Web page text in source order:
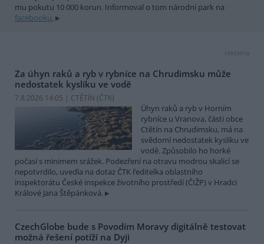
mu pokutu 10 000 korun. Informoval o tom národní park na
facebooku.
reklama
Za úhyn raků a ryb v rybníce na Chrudimsku může
nedostatek kyslíku ve vodě
7.8.2026 14:05 | CTĚTÍN (ČTK)
Úhyn raků a ryb v Horním
rybníce u Vranova, části obce
Ctětín na Chrudimsku, má na
svědomí nedostatek kyslíku ve
vodě. Způsobilo ho horké
počasí s minimem srážek. Podezření na otravu modrou skalicí se
nepotvrdilo, uvedla na dotaz ČTK ředitelka oblastního
inspektorátu České inspekce životního prostředí (ČIŽP) v Hradci
Králové Jana Štěpánková.
CzechGlobe bude s Povodím Moravy digitálně testovat
možná řešení potíží na Dyji